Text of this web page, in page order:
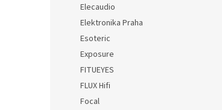
Elecaudio
Elektronika Praha
Esoteric
Exposure
FITUEYES
FLUX Hifi
Focal